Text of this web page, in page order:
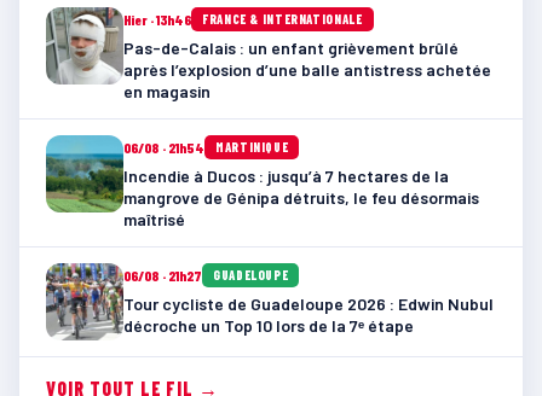
Hier · 13h46 FRANCE & INTERNATIONALE
Pas-de-Calais : un enfant grièvement brûlé
après l’explosion d’une balle antistress achetée
en magasin
06/08 · 21h54 MARTINIQUE
Incendie à Ducos : jusqu’à 7 hectares de la
mangrove de Génipa détruits, le feu désormais
maîtrisé
06/08 · 21h27 GUADELOUPE
Tour cycliste de Guadeloupe 2026 : Edwin Nubul
décroche un Top 10 lors de la 7ᵉ étape
VOIR TOUT LE FIL →